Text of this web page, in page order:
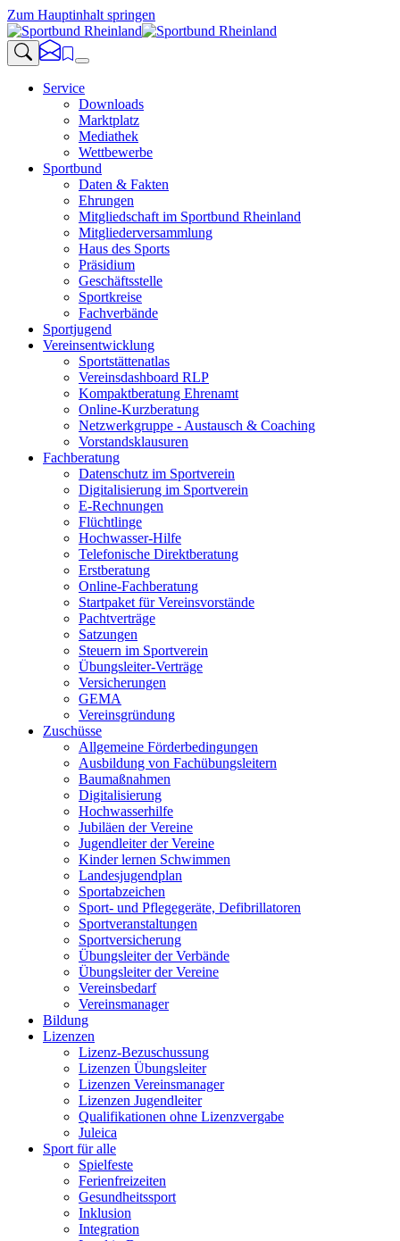
Zum Hauptinhalt springen
Service
Downloads
Marktplatz
Mediathek
Wettbewerbe
Sportbund
Daten & Fakten
Ehrungen
Mitgliedschaft im Sportbund Rheinland
Mitgliederversammlung
Haus des Sports
Präsidium
Geschäftsstelle
Sportkreise
Fachverbände
Sportjugend
Vereinsentwicklung
Sportstättenatlas
Vereinsdashboard RLP
Kompaktberatung Ehrenamt
Online-Kurzberatung
Netzwerkgruppe - Austausch & Coaching
Vorstandsklausuren
Fachberatung
Datenschutz im Sportverein
Digitalisierung im Sportverein
E-Rechnungen
Flüchtlinge
Hochwasser-Hilfe
Telefonische Direktberatung
Erstberatung
Online-Fachberatung
Startpaket für Vereinsvorstände
Pachtverträge
Satzungen
Steuern im Sportverein
Übungsleiter-Verträge
Versicherungen
GEMA
Vereinsgründung
Zuschüsse
Allgemeine Förderbedingungen
Ausbildung von Fachübungsleitern
Baumaßnahmen
Digitalisierung
Hochwasserhilfe
Jubiläen der Vereine
Jugendleiter der Vereine
Kinder lernen Schwimmen
Landesjugendplan
Sportabzeichen
Sport- und Pflegegeräte, Defibrillatoren
Sportveranstaltungen
Sportversicherung
Übungsleiter der Verbände
Übungsleiter der Vereine
Vereinsbedarf
Vereinsmanager
Bildung
Lizenzen
Lizenz-Bezuschussung
Lizenzen Übungsleiter
Lizenzen Vereinsmanager
Lizenzen Jugendleiter
Qualifikationen ohne Lizenzvergabe
Juleica
Sport für alle
Spielfeste
Ferienfreizeiten
Gesundheitssport
Inklusion
Integration